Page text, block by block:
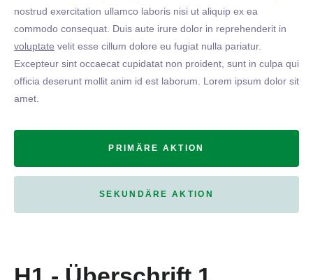
nostrud exercitation ullamco laboris nisi ut aliquip ex ea
commodo consequat. Duis aute irure dolor in reprehenderit in
voluptate velit esse cillum dolore eu fugiat nulla pariatur.
Excepteur sint occaecat cupidatat non proident, sunt in culpa qui
officia deserunt mollit anim id est laborum. Lorem ipsum dolor sit
amet.
PRIMÄRE AKTION
SEKUNDÄRE AKTION